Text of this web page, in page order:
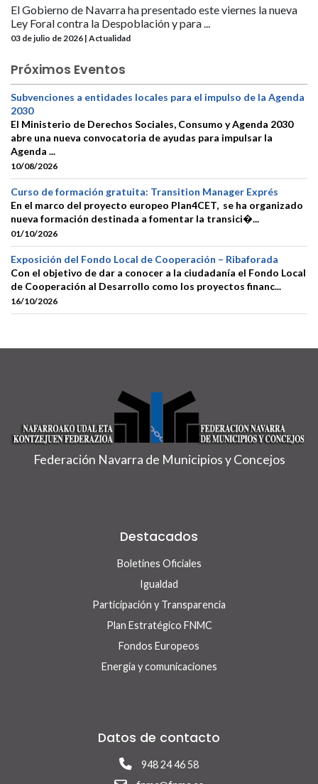
El Gobierno de Navarra ha presentado este viernes la nueva
Ley Foral contra la Despoblación y para ...
03 de julio de 2026 | Actualidad
Próximos Eventos
Subvenciones a entidades locales para el impulso de la Agenda
2030
El Ministerio de Derechos Sociales, Consumo y Agenda 2030
abre una nueva convocatoria de ayudas para impulsar la
Agenda ...
10/08/2026
Curso de formación gratuita: Transition Manager Exprés
En el marco del proyecto europeo Plan4CET, se ha organizado
nueva formación destinada a fomentar la transici�...
01/10/2026
Exposición del Fondo Local de Cooperación – Ribaforada
Con el objetivo de dar a conocer a la ciudadanía el Fondo Local
de Cooperación al Desarrollo como los proyectos financ...
16/10/2026
Federación Navarra de Municipios y Concejos
Destacados
Boletines Oficiales
Igualdad
Participación y Transparencia
Plan Estratégico FNMC
Fondos Europeos
Energía y comunicaciones
Datos de contacto
948 24 46 58